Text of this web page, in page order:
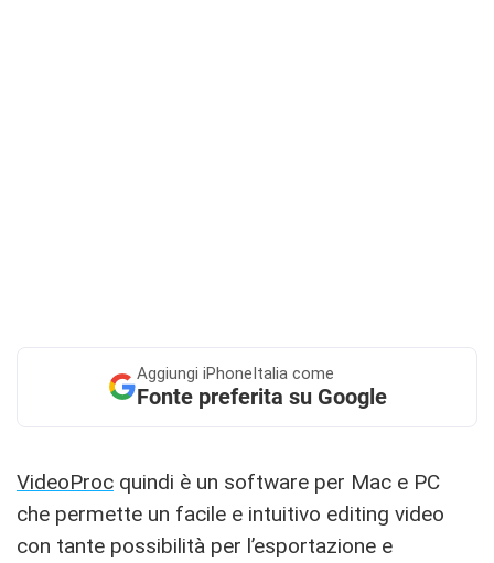
Aggiungi iPhoneItalia come
Fonte preferita su Google
VideoProc quindi è un software per Mac e PC
che permette un facile e intuitivo editing video
con tante possibilità per l’esportazione e